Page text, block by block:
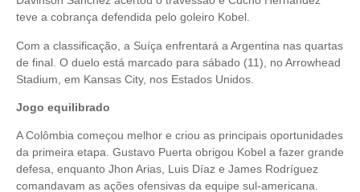
teve a cobrança defendida pelo goleiro Kobel.
Com a classificação, a Suíça enfrentará a Argentina nas quartas
de final. O duelo está marcado para sábado (11), no Arrowhead
Stadium, em Kansas City, nos Estados Unidos.
Jogo equilibrado
A Colômbia começou melhor e criou as principais oportunidades
da primeira etapa. Gustavo Puerta obrigou Kobel a fazer grande
defesa, enquanto Jhon Arias, Luis Díaz e James Rodríguez
comandavam as ações ofensivas da equipe sul-americana.